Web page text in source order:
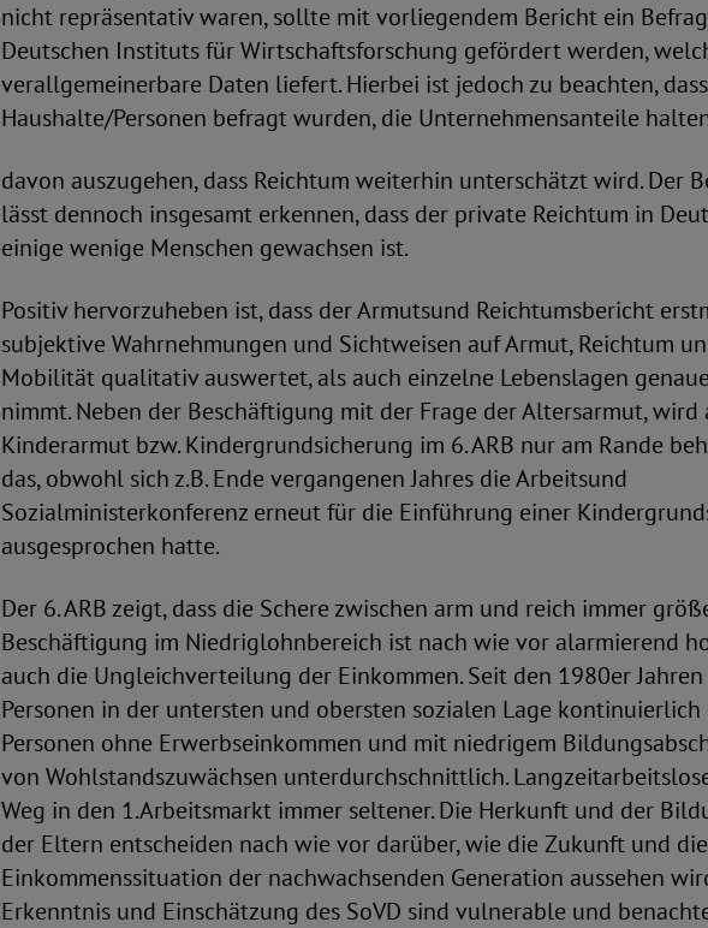
nicht repräsentativ waren, sollte mit vorliegendem Bericht ein
Deutschen Instituts für Wirtschaftsforschung gefördert werden,
verallgemeinerbare Daten liefert. Hierbei ist jedoch zu beachten,
Haushalte/Personen befragt wurden, die Unternehmensanteile
davon auszugehen, dass Reichtum weiterhin unterschätzt wird. Der
lässt dennoch insgesamt erkennen, dass der private Reichtum in
einige wenige Menschen gewachsen ist.
Positiv hervorzuheben ist, dass der Armutsund Reichtumsbericht
subjektive Wahrnehmungen und Sichtweisen auf Armut, Reichtum
Mobilität qualitativ auswertet, als auch einzelne Lebenslagen
nimmt. Neben der Beschäftigung mit der Frage der Altersarmut, wird
Kinderarmut bzw. Kindergrundsicherung im 6. ARB nur am Rande
das, obwohl sich z.B. Ende vergangenen Jahres die Arbeitsund
Sozialministerkonferenz erneut für die Einführung einer
ausgesprochen hatte.
Der 6. ARB zeigt, dass die Schere zwischen arm und reich immer
Beschäftigung im Niedriglohnbereich ist nach wie vor alarmierend
auch die Ungleichverteilung der Einkommen. Seit den 1980er
Personen in der untersten und obersten sozialen Lage kontinuierlich
Personen ohne Erwerbseinkommen und mit niedrigem
von Wohlstandszuwächsen unterdurchschnittlich.
Weg in den 1.Arbeitsmarkt immer seltener. Die Herkunft und der
der Eltern entscheiden nach wie vor darüber, wie die Zukunft und die
Einkommenssituation der nachwachsenden Generation aussehen
Erkenntnis und Einschätzung des SoVD sind vulnerable und